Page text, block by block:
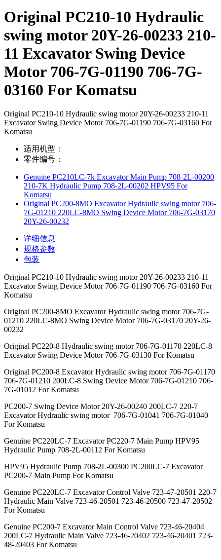
Original PC210-10 Hydraulic
swing motor 20Y-26-00233 210-
11 Excavator Swing Device
Motor 706-7G-01190 706-7G-
03160 For Komatsu
Original PC210-10 Hydraulic swing motor 20Y-26-00233 210-11
Excavator Swing Device Motor 706-7G-01190 706-7G-03160 For
Komatsu
适用机型：
零件编号：
Genuine PC210LC-7k Excavator Main Pump 708-2L-00200
210-7K Hydraulic Pump 708-2L-00202 HPV95 For
Komatsu
Original PC200-8MO Excavator Hydraulic swing motor 706-
7G-01210 220LC-8MO Swing Device Motor 706-7G-03170
20Y-26-00232
详细信息
规格参数
包装
Original PC210-10 Hydraulic swing motor 20Y-26-00233 210-11
Excavator Swing Device Motor 706-7G-01190 706-7G-03160 For
Komatsu
Original PC200-8MO Excavator Hydraulic swing motor 706-7G-
01210 220LC-8MO Swing Device Motor 706-7G-03170 20Y-26-
00232
Original PC220-8 Hydraulic swing motor 706-7G-01170 220LC-8
Excavator Swing Device Motor 706-7G-03130 For Komatsu
Original PC200-8 Excavator Hydraulic swing motor 706-7G-01170
706-7G-01210 200LC-8 Swing Device Motor 706-7G-01210 706-
7G-01012 For Komatsu
PC200-7 Swing Device Motor 20Y-26-00240 200LC-7 220-7
Excavator Hydraulic swing motor 706-7G-01041 706-7G-01040
For Komatsu
Genuine PC220LC-7 Excavator PC220-7 Main Pump HPV95
Hydraulic Pump 708-2L-00112 For Komatsu
HPV95 Hydraulic Pump 708-2L-00300 PC200LC-7 Excavator
PC200-7 Main Pump For Komatsu
Genuine PC220LC-7 Excavator Control Valve 723-47-20501 220-7
Hydraulic Main Valve 723-46-20501 723-46-20500 723-47-20502
For Komatsu
Genuine PC200-7 Excavator Main Control Valve 723-46-20404
200LC-7 Hydraulic Main Valve 723-46-20402 723-46-20401 723-
48-20403 For Komatsu